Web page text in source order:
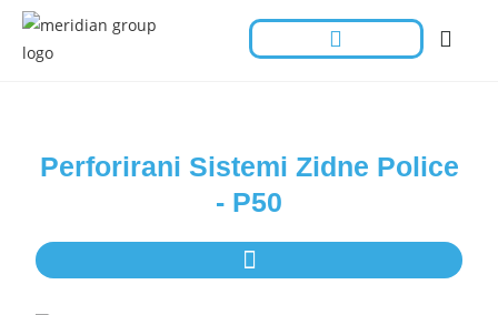
Perforirani Sistemi Zidne Police
- P50